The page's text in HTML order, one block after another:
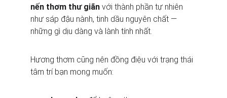
nến thơm thư giãn với thành phần tự nhiên
như sáp đậu nành, tinh dầu nguyên chất —
những gì dịu dàng và lành tính nhất.
Hương thơm cũng nên đồng điệu với trạng thái
tâm trí bạn mong muốn: